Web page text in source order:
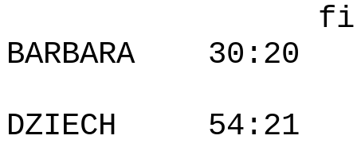
BARBARA
30:20
DZIECH
54:21